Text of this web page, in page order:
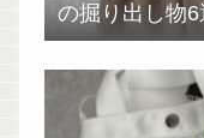
の掘り出し物6